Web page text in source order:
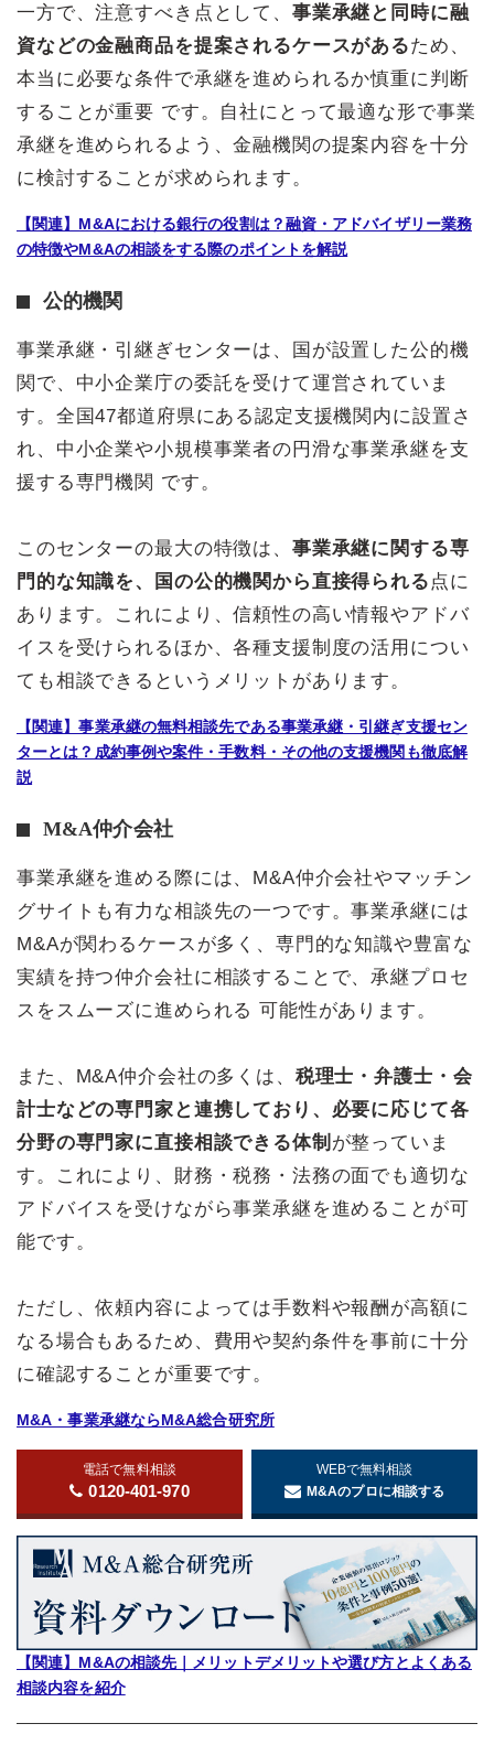
一方で、注意すべき点として、 事業承継と同時に融
資などの金融商品を提案されるケースがあるため、
本当に必要な条件で承継を進められるか慎重に判断
することが重要 です。自社にとって最適な形で事業
承継を進められるよう、金融機関の提案内容を十分
に検討することが求められます。
【関連】M&Aにおける銀行の役割は？融資・アドバイザリー業務
の特徴やM&Aの相談をする際のポイントを解説
公的機関
事業承継・引継ぎセンターは、国が設置した公的機
関で、中小企業庁の委託を受けて運営されていま
す。全国47都道府県にある認定支援機関内に設置さ
れ、中小企業や小規模事業者の円滑な事業承継を支
援する専門機関 です。
このセンターの最大の特徴は、 事業承継に関する専
門的な知識を、国の公的機関から直接得られる 点に
あります。これにより、信頼性の高い情報やアドバ
イスを受けられるほか、各種支援制度の活用につい
ても相談できるというメリットがあります。
【関連】事業承継の無料相談先である事業承継・引継ぎ支援セン
ターとは？成約事例や案件・手数料・その他の支援機関も徹底解
説
M&A仲介会社
事業承継を進める際には、M&A仲介会社やマッチン
グサイトも有力な相談先の一つです。事業承継には
M&Aが関わるケースが多く、専門的な知識や豊富な
実績を持つ仲介会社に相談することで、承継プロセ
スをスムーズに進められる 可能性があります。
また、M&A仲介会社の多くは、 税理士・弁護士・会
計士などの専門家と連携しており、必要に応じて各
分野の専門家に直接相談できる体制 が整っていま
す。これにより、財務・税務・法務の面でも適切な
アドバイスを受けながら事業承継を進めることが可
能です。
ただし、依頼内容によっては手数料や報酬が高額に
なる場合もあるため、費用や契約条件を事前に十分
に確認することが重要です。
M&A・事業承継ならM&A総合研究所
電話で無料相談
0120-401-970
WEBで無料相談
M&Aのプロに相談する
【関連】M&Aの相談先｜メリットデメリットや選び方とよくある
相談内容を紹介